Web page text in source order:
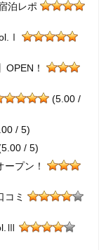
泊レポ
OPEN！
(5.00 /
/ 5)
/ 5)
プン！
ミ